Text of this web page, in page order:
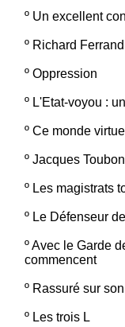
º Un excellent
º Richard
º Oppression
º L'Etat-voyou :
º Ce monde
º Jacques
º Les magistrats
º Le Défenseur
ºAvec le Garde
commencent
º Rassuré sur
º Les trois L